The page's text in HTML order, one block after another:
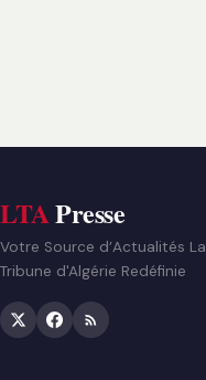
LTAPresse
Votre Source d’Actualités La
Tribune d'Algérie Redéfinie